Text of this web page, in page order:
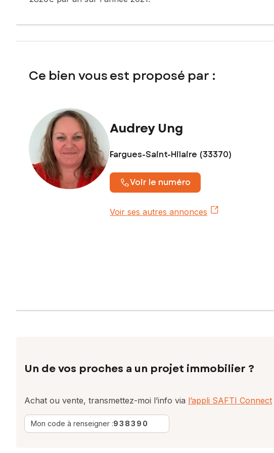
Ce bien vous est proposé par :
Audrey Ung
Fargues-Saint-Hilaire (33370)
Voir le numéro
Voir ses autres annonces
Un de vos proches a un projet immobilier ?
Achat ou vente, transmettez-moi l’info via l’appli SAFTI Connect
Mon code à renseigner :938390